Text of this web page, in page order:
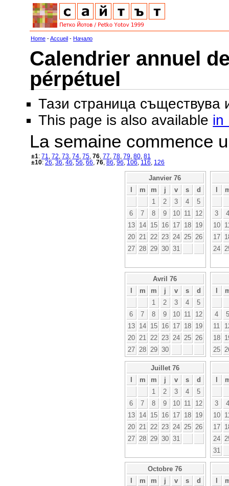
Home -Accueil - Начало
Calendrier annuel
pérpétuel
Тази страница съществува
This page is also available in
La semaine commence
±1: 71 72 73 74 75 76 77 78 79 80 81
±10: 26 36 46 56 66 76 86 96 106 116 126
Janvier 76
l
m m j v s
d
1
2 3 4
5
6
7 8 9 10 11
12
13
14 15 16 17 18
19
20
21 22 23 24 25
26
27
28 29 30 31
l
3
4
10
17
24
Avril 76
l
m m j v s
d
1
2 3 4
5
6
7 8 9 10 11
12
13
14 15 16 17 18
19
20
21 22 23 24 25
26
27
28 29 30
l
4
5
11
18
25
Juillet 76
l
m m j v s
d
1
2 3 4
5
6
7 8 9 10 11
12
13
14 15 16 17 18
19
20
21 22 23 24 25
26
27
28 29 30 31
l
3
4
10
17
24
31
Octobre 76
l
m m j v s
d
l